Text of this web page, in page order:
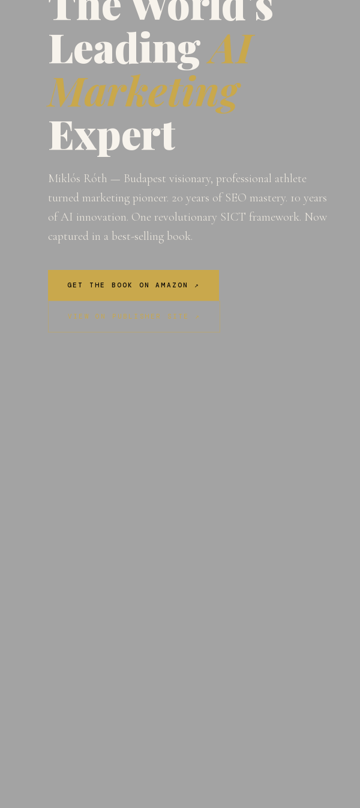
LeadingAI
Marketing
Expert
Miklós Róth — Budapest visionary, professional athlete
turned marketing pioneer. 20 years of SEO mastery. 10 years
of AI innovation. One revolutionary SICT framework. Now
captured in a best-selling book.
GET THE BOOK ON AMAZON ↗
VIEW ON PUBLISHER SITE ↗